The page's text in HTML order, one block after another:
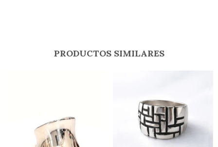
PRODUCTOS SIMILARES